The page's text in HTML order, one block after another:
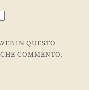
IN QUESTO
COMMENTO.